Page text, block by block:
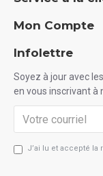
Mon Compte
Infolettre
Soyez à jour avec
en vous inscrivant à
J’ai lu et accepté la